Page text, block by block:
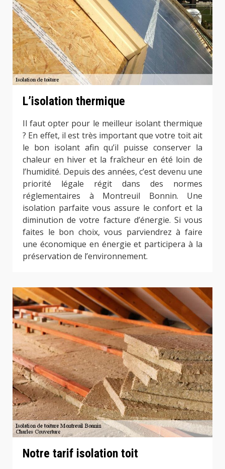
L’isolation thermique
Il faut opter pour le meilleur isolant thermique
? En effet, il est très important que votre toit ait
le bon isolant afin qu’il puisse conserver la
chaleur en hiver et la fraîcheur en été loin de
l’humidité. Depuis des années, c’est devenu une
priorité légale régit dans des normes
réglementaires à Montreuil Bonnin. Une
isolation parfaite vous assure le confort et la
diminution de votre facture d’énergie. Si vous
faites le bon choix, vous parviendrez à faire
une économique en énergie et participera à la
préservation de l’environnement.
Notre tarif isolation toit